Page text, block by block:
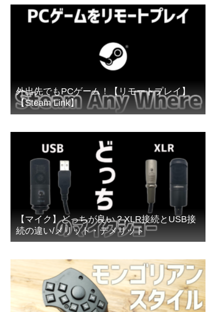
外出先でもPCゲーム！【リモートプレイ】
【Steam Link】
【マイク】どっちが良い？XLR接続とUSB接
続の違い/メリット・デメリット